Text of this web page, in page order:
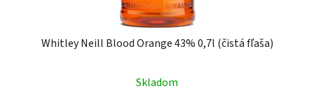
Whitley Neill Blood Orange 43% 0,7l (čistá fľaša)
Skladom